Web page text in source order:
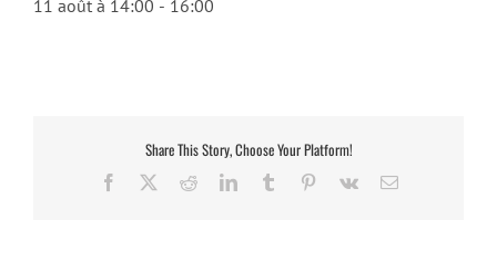
11 août à 14:00 - 16:00
Share This Story, Choose Your Platform!
Facebook RedditLinkedInTumblr Pinterest
Vk Email